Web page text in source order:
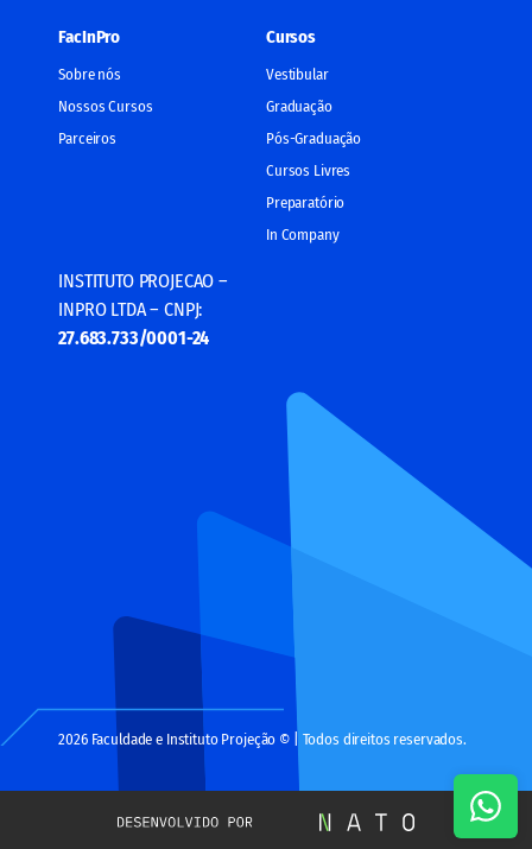
FacInPro
Sobre nós
Nossos Cursos
Parceiros
Cursos
Vestibular
Graduação
Pós-Graduação
Cursos Livres
Preparatório
In Company
INSTITUTO PROJECAO –
INPRO LTDA – CNPJ:
27.683.733/0001-24
2026 Faculdade e Instituto Projeção © | Todos direitos reservados.